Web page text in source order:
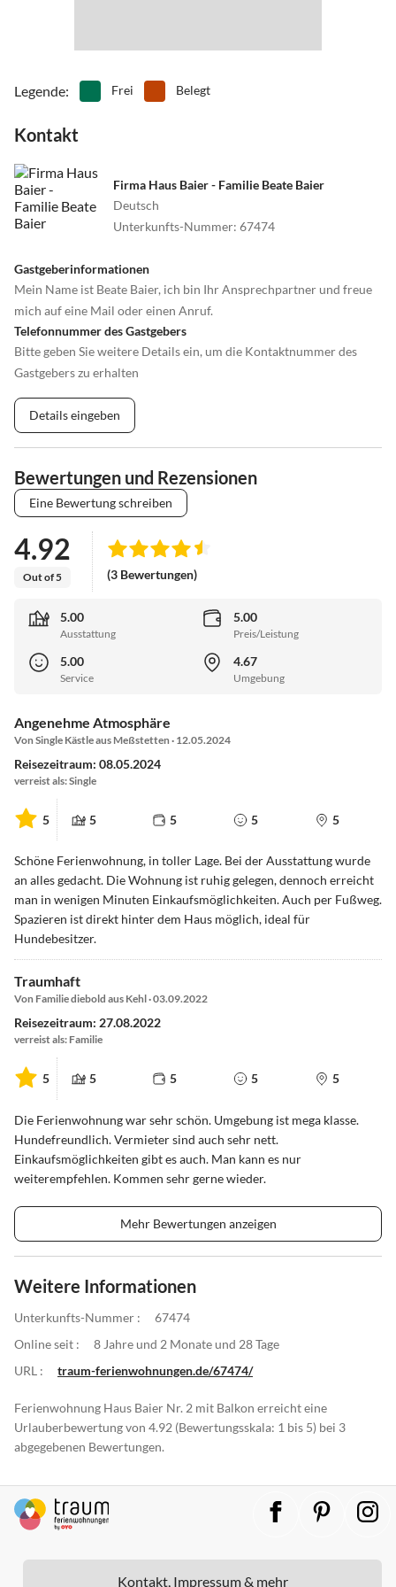
Legende: Frei Belegt
Kontakt
Firma Haus Baier - Familie Beate Baier
Deutsch
Unterkunfts-Nummer: 67474
Gastgeberinformationen
Mein Name ist Beate Baier, ich bin Ihr Ansprechpartner und freue
mich auf eine Mail oder einen Anruf.
Telefonnummer des Gastgebers
Bitte geben Sie weitere Details ein, um die Kontaktnummer des
Gastgebers zu erhalten
Details eingeben
Bewertungen und Rezensionen
Eine Bewertung schreiben
4.92
Out of 5 (3 Bewertungen)
5.00
Ausstattung
5.00
Preis/Leistung
5.00
Service
4.67
Umgebung
Angenehme Atmosphäre
Von Single Kästle aus Meßstetten · 12.05.2024
Reisezeitraum: 08.05.2024
verreist als: Single
5 5 5 5 5
Schöne Ferienwohnung, in toller Lage. Bei der Ausstattung wurde
an alles gedacht. Die Wohnung ist ruhig gelegen, dennoch erreicht
man in wenigen Minuten Einkaufsmöglichkeiten. Auch per Fußweg.
Spazieren ist direkt hinter dem Haus möglich, ideal für
Hundebesitzer.
Traumhaft
Von Familie diebold aus Kehl · 03.09.2022
Reisezeitraum: 27.08.2022
verreist als: Familie
5 5 5 5 5
Die Ferienwohnung war sehr schön. Umgebung ist mega klasse.
Hundefreundlich. Vermieter sind auch sehr nett.
Einkaufsmöglichkeiten gibt es auch. Man kann es nur
weiterempfehlen. Kommen sehr gerne wieder.
Mehr Bewertungen anzeigen
Weitere Informationen
Unterkunfts-Nummer :
67474
Online seit :
8 Jahre und 2 Monate und 28 Tage
URL :
traum-ferienwohnungen.de/67474/
Ferienwohnung Haus Baier Nr. 2 mit Balkon erreicht eine
Urlauberbewertung von 4.92 (Bewertungsskala: 1 bis 5) bei 3
abgegebenen Bewertungen.
Kontakt, Impressum & mehr